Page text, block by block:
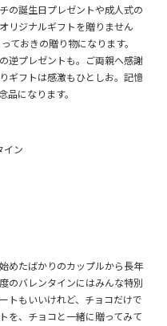
の誕生日プレゼントや成人式の
リジナルギフトを贈りません
ておきの贈り物になります。
逆プレゼントも。ご両親へ感謝
ギフトは感激もひとしお。記憶
品になります。
めたばかりのカップルから長年
のバレンタインにはみんな特別
トもいいけれど、チョコだけで
を、チョコと一緒に贈ってみて